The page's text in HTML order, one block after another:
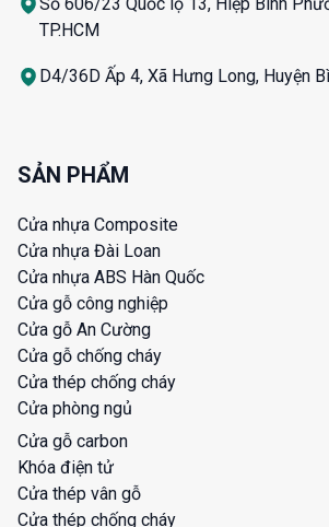
Số 606/23 Quốc lộ 13, Hiệp Bình
TP.HCM
D4/36D Ấp 4, Xã Hưng Long, Huyện
SẢN PHẨM
Cửa nhựa Composite
Cửa nhựa Đài Loan
Cửa nhựa ABS Hàn Quốc
Cửa gỗ công nghiệp
Cửa gỗ An Cường
Cửa gỗ chống cháy
Cửa thép chống cháy
Cửa phòng ngủ
Cửa gỗ carbon
Khóa điện tử
Cửa thép vân gỗ
Cửa thép chống cháy